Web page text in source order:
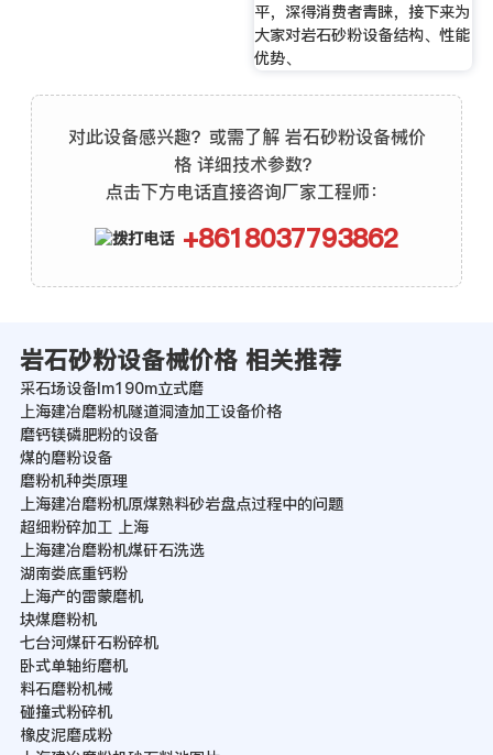
平，深得消费者青睐，接下来为
大家对岩石砂粉设备结构、性能
优势、
对此设备感兴趣？或需了解 岩石砂粉设备械价
格 详细技术参数？
点击下方电话直接咨询厂家工程师：
+8618037793862
岩石砂粉设备械价格 相关推荐
采石场设备lm190m立式磨
上海建冶磨粉机隧道洞渣加工设备价格
磨钙镁磷肥粉的设备
煤的磨粉设备
磨粉机种类原理
上海建冶磨粉机原煤熟料砂岩盘点过程中的问题
超细粉碎加工 上海
上海建冶磨粉机煤矸石洗选
湖南娄底重钙粉
上海产的雷蒙磨机
块煤磨粉机
七台河煤矸石粉碎机
卧式单轴绗磨机
料石磨粉机械
碰撞式粉碎机
橡皮泥磨成粉